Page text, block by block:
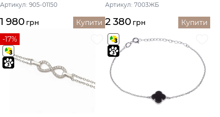
Артикул: 905-01150
1 980 грн Купити
Артикул: 7003ЖБ
2 380 грн
Купити
-17%